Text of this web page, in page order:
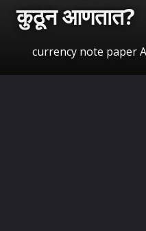
कुठून आणतात?
currency note paper